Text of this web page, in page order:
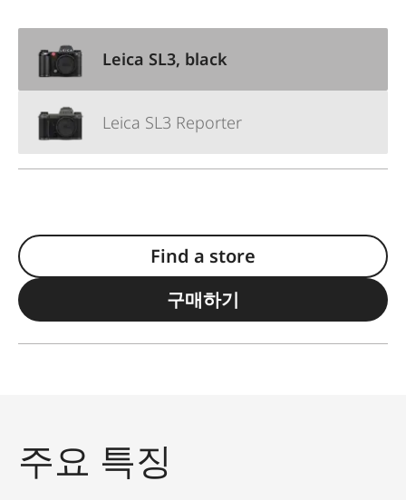
Leica SL3, black
Leica SL3 Reporter
Find a store
구매하기
주요 특징